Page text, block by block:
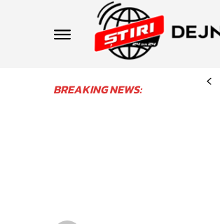
BREAKING NEWS: